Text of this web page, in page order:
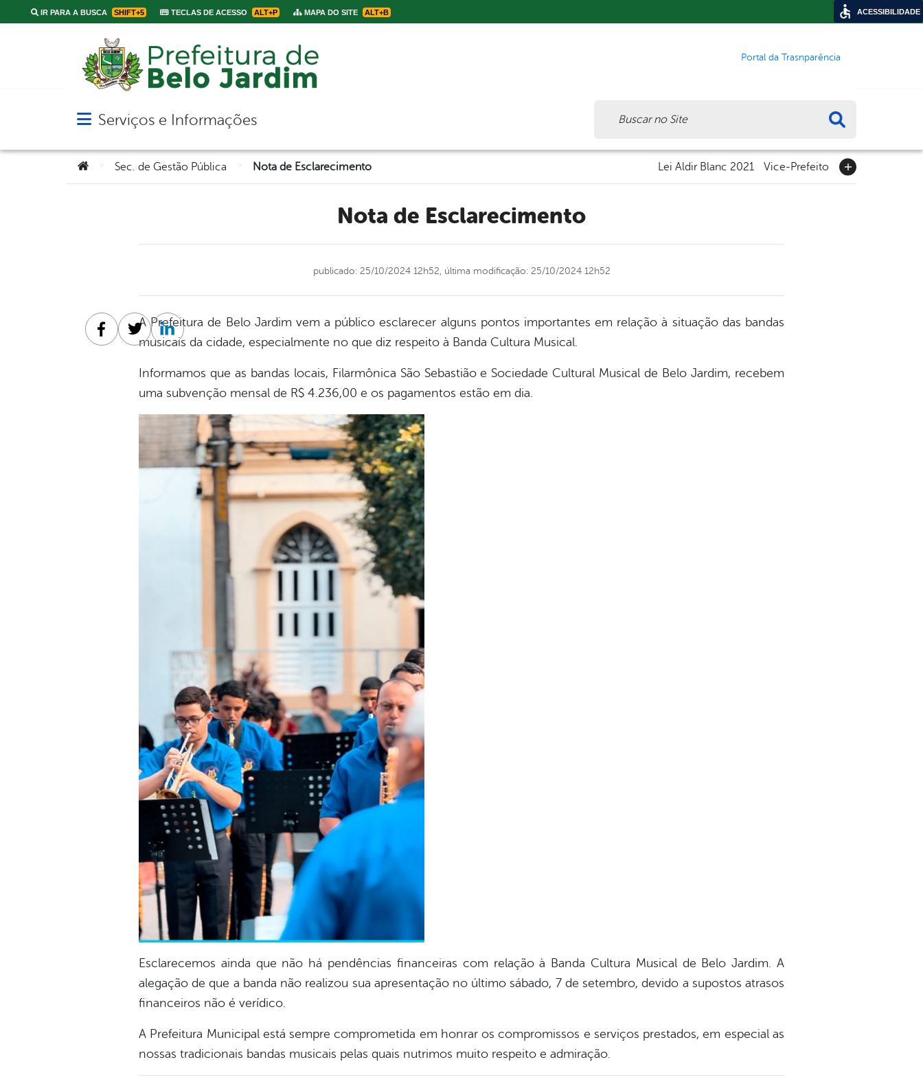
IR PARA A BUSCA SHIFT+5 TECLAS DE ACESSO ALT+P MAPA DO SITE ALT+B
Portal da Trasnparência
Abrir menu principal de navegação
Serviços e Informações
Você está aqui:Sec. de Gestão Pública Nota de Esclarecimento Lei Aldir Blanc 2021 Vice-Prefeito
Nota de Esclarecimento
publicado: 25/10/2024 12h52, última modificação: 25/10/2024 12h52
A Prefeitura de Belo Jardim vem a público esclarecer alguns pontos importantes em relação à situação das bandas
musicais da cidade, especialmente no que diz respeito à Banda Cultura Musical.
Informamos que as bandas locais, Filarmônica São Sebastião e Sociedade Cultural Musical de Belo Jardim, recebem
uma subvenção mensal de R$ 4.236,00 e os pagamentos estão em dia.
Esclarecemos ainda que não há pendências financeiras com relação à Banda Cultura Musical de Belo Jardim. A
alegação de que a banda não realizou sua apresentação no último sábado, 7 de setembro, devido a supostos atrasos
financeiros não é verídico.
A Prefeitura Municipal está sempre comprometida em honrar os compromissos e serviços prestados, em especial as
nossas tradicionais bandas musicais pelas quais nutrimos muito respeito e admiração.
Facebook
TwitterLinkedin
ACESSIBILIDADE